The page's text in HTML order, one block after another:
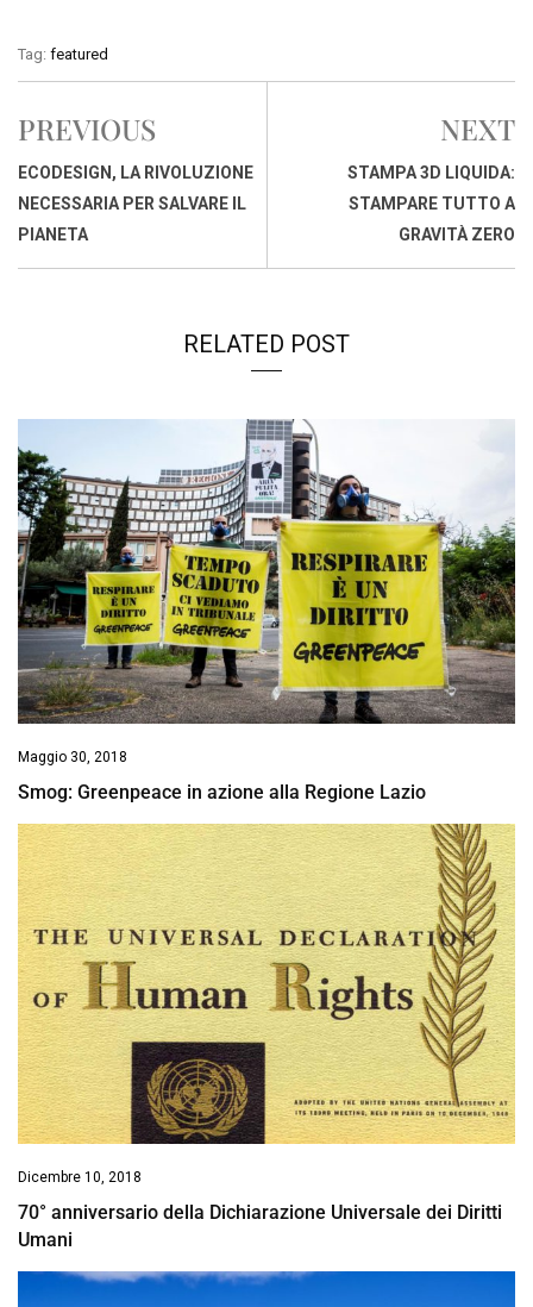
c
e
o
o
k
t
A
p
p
k
I
n
e
s
i
y
n
Tag: featured
PREVIOUS
ECODESIGN, LA RIVOLUZIONE
NECESSARIA PER SALVARE IL
PIANETA
NEXT
STAMPA 3D LIQUIDA:
STAMPARE TUTTO A
GRAVITÀ ZERO
RELATED POST
Maggio 30, 2018
Smog: Greenpeace in azione alla Regione Lazio
Dicembre 10, 2018
70° anniversario della Dichiarazione Universale dei Diritti
Umani